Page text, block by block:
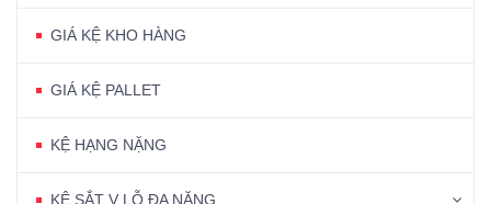
GIÁ KỆ KHO HÀNG
GIÁ KỆ PALLET
KỆ HẠNG NẶNG
KỆ SẮT V LỖ ĐA NĂNG